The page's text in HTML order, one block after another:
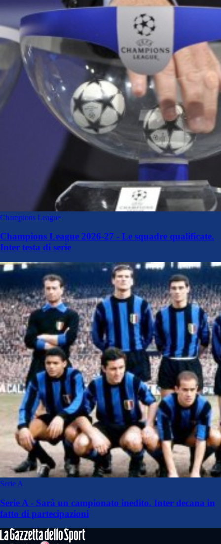
Champions League
Champions League 2026-27 - Le squadre qualificate.
Inter testa di serie
Serie A
Serie A - Sarà un campionato inedito. Inter decana in
fatto di partecipazioni